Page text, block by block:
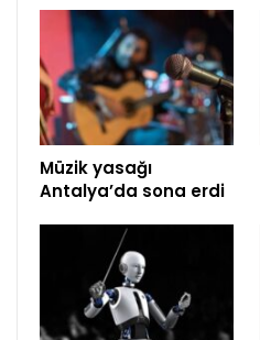
Müzik yasağı
Antalya’da sona erdi